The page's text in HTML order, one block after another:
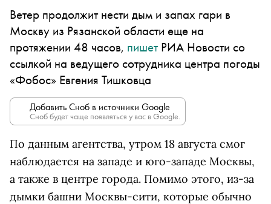
Ветер продолжит нести дым и запах гари в
Москву из Рязанской области еще на
протяжении 48 часов, пишетРИА Новости со
ссылкой на ведущего сотрудника центра погоды
«Фобос» Евгения Тишковца
Добавить Сноб в источники Google
Сноб будет чаще появляться у вас в Google.
По данным агентства, утром 18 августа смог
наблюдается на западе и юго-западе Москвы,
а также в центре города. Помимо этого, из-за
дымки башни Москвы-сити, которые обычно